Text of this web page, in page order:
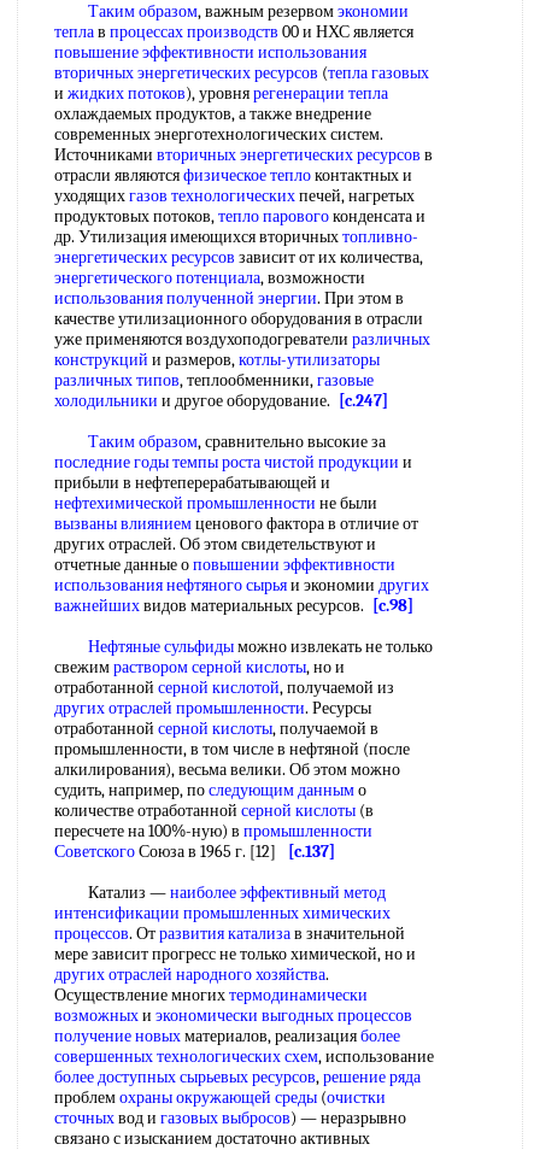
Таким образом, важным резервомэкономии
теплав процессах производств 00 и НХС является
повышение эффективности использования
вторичных энергетических ресурсов (тепла газовых
и жидких потоков), уровнярегенерации тепла
охлаждаемых продуктов, а также внедрение
современных энерготехнологических систем.
Источниками вторичных энергетических ресурсов в
отрасли являютсяфизическое теплоконтактных и
уходящихгазов технологическихпечей, нагретых
продуктовых потоков,тепло паровогоконденсата и
др. Утилизация имеющихся вторичныхтопливно-
энергетических ресурсов зависит от их количества,
энергетического потенциала, возможности
использования полученной энергии. При этом в
качестве утилизационного оборудования в отрасли
уже применяются воздухоподогреватели различных
конструкций и размеров,котлы-утилизаторы
различных типов, теплообменники,газовые
холодильники и другое оборудование.
[c.247]
Таким образом, сравнительно высокие за
последние годытемпы ростачистой продукции и
прибыли в нефтеперерабатывающей и
нефтехимической промышленности не были
вызваны влияниемценового фактора в отличие от
других отраслей. Об этом свидетельствуют и
отчетные данные оповышении эффективности
использованиянефтяного сырьяи экономии других
важнейшихвидов материальных ресурсов.
[c.98]
Нефтяные сульфидыможно извлекать не только
свежимраствором серной кислоты, но и
отработанной серной кислотой, получаемой из
других отраслей промышленности. Ресурсы
отработанной серной кислоты, получаемой в
промышленности, в том числе в нефтяной (после
алкилирования), весьма велики. Об этом можно
судить, например, последующим даннымо
количестве отработанной серной кислоты (в
пересчете на 100%-ную) в промышленности
СоветскогоСоюза в 1965 г. [12]
[c.137]
Катализ —наиболее эффективный метод
интенсификации промышленных химических
процессов. Отразвития катализав значительной
мере зависит прогресс не только химической, но и
других отраслей народного хозяйства.
Осуществление многихтермодинамически
возможныхи экономически выгодныхпроцессов
получение новыхматериалов, реализацияболее
совершенныхтехнологических схем, использование
более доступныхсырьевых ресурсов,решение ряда
проблемохраны окружающей среды (очистки
сточныхвод и газовых выбросов) — неразрывно
связано с изысканием достаточно активных